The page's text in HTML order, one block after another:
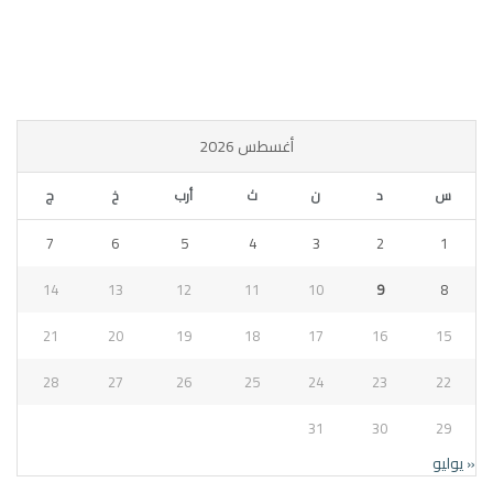
أغسطس 2026
س د ن ث أرب خ ج
1
2
3
4
5
6
7
8
9
10
11
12
13
14
15
16
17
18
19
20
21
22
23
24
25
26
27
28
29
30
31
« يوليو